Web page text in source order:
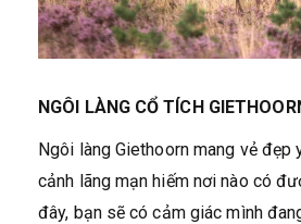
NGÔI LÀNG CỔ TÍCH
Ngôi làng Giethoorn mang vẻ đẹp
cảnh lãng mạn hiếm nơi nào có
đây, bạn sẽ có cảm giác mình